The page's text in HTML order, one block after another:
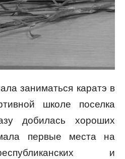
заниматься каратэ в
школе поселка
добилась хороших
первые места на
и